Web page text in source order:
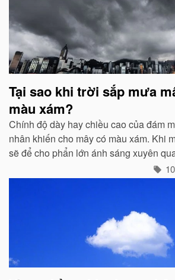
Tại sao khi trời sắp mưa
màu xám?
Chính độ dày hay chiều cao của đám
nhân khiến cho mây có màu xám. Khi
sẽ để cho phẩn lớn ánh sáng xuyên